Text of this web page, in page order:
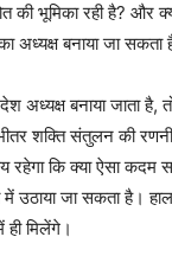
की भूमिका रही है? और
अध्यक्ष बनाया जा सकता
अध्यक्ष बनाया जाता है,
शक्ति संतुलन की
रहेगा कि क्या ऐसा
उठाया जा सकता है।
मिलेंगे।